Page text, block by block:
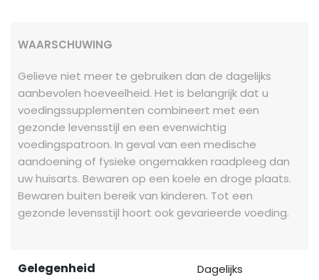
WAARSCHUWING
Gelieve niet meer te gebruiken dan de dagelijks
aanbevolen hoeveelheid. Het is belangrijk dat u
voedingssupplementen combineert met een
gezonde levensstijl en een evenwichtig
voedingspatroon. In geval van een medische
aandoening of fysieke ongemakken raadpleeg dan
uw huisarts. Bewaren op een koele en droge plaats.
Bewaren buiten bereik van kinderen. Tot een
gezonde levensstijl hoort ook gevarieerde voeding.
Gelegenheid Dagelijks